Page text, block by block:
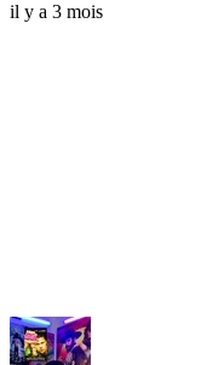
il y a 3 mois